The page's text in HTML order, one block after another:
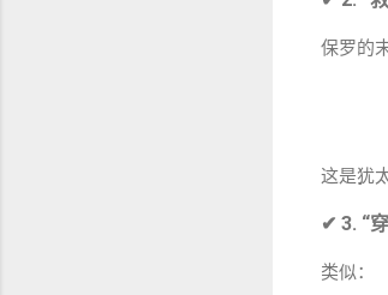
保罗的
这是犹
✔ 3. “
类似：